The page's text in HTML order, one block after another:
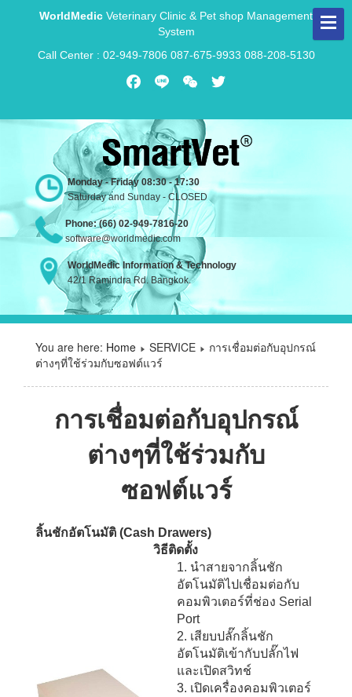
WorldMedic Veterinary Clinic & Pet shop Management
System
Call Center : 02-949-7806 087-675-9933 088-208-5130
Monday - Friday 08:30 - 17:30
Saturday and Sunday - CLOSED
Phone: (66) 02-949-7816-20
software@worldmedic.com
WorldMedic Information & Technology
42/1 Ramindra Rd. Bangkok.
You are here: Home SERVICE
การเชื่อมต่อกับอุปกรณ์
ต่างๆที่ใช้ร่วมกับซอฟต์แวร์
การเชื่อมต่อกับอุปกรณ์
ต่างๆที่ใช้ร่วมกับ
ซอฟต์แวร์
ลิ้นชักอัตโนมัติ (Cash Drawers)
วิธีติดตั้ง
1. นำสายจากลิ้นชัก
อัตโนมัติไปเชื่อมต่อกับ
คอมพิวเตอร์ที่ช่อง Serial
Port
2. เสียบปลั๊กลิ้นชัก
อัตโนมัติเข้ากับปลั๊กไฟ
และเปิดสวิทช์
3. เปิดเครื่องคอมพิวเตอร์